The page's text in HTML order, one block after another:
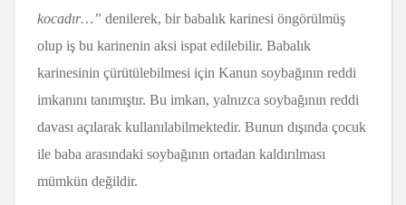
kocadır…” denilerek, bir babalık karinesi öngörülmüş
olup iş bu karinenin aksi ispat edilebilir. Babalık
karinesinin çürütülebilmesi için Kanun soybağının reddi
imkanını tanımıştır. Bu imkan, yalnızca soybağının reddi
davası açılarak kullanılabilmektedir. Bunun dışında çocuk
ile baba arasındaki soybağının ortadan kaldırılması
mümkün değildir.